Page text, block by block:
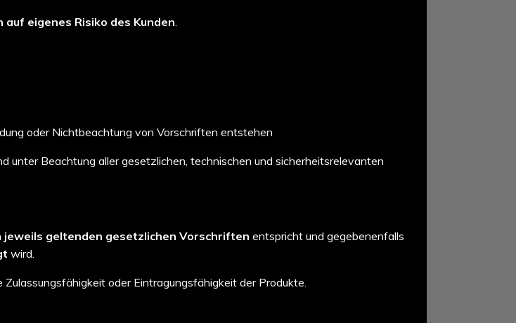
eigenes Risiko des Kunden.
oder Nichtbeachtung von Vorschriften entstehen
unter Beachtung aller gesetzlichen, technischen und sicherheitsrelevanten
jeweils geltenden gesetzlichen Vorschriften entspricht und gegebenenfalls
wird.
Zulassungsfähigkeit oder Eintragungsfähigkeit der Produkte.